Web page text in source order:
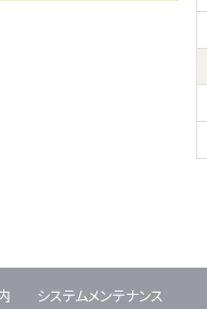
システムメンテナンス